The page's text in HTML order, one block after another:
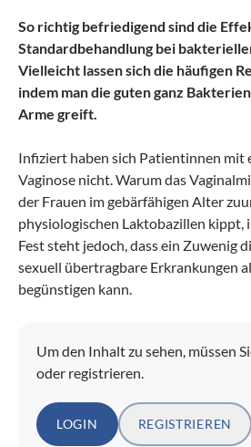
So richtig befriedigend sind die
Standardbehandlung bei
Vielleicht lassen sich die häufigen
indem man die guten ganz
Arme greift.
Infiziert haben sich Patientinnen mit
Vaginose nicht. Warum das
der Frauen im gebärfähigen Alter
physiologischen Laktobazillen kippt,
Fest steht jedoch, dass ein Zuwenig
sexuell übertragbare Erkrankungen
begünstigen kann.
Um den Inhalt zu sehen, müssen
oder registrieren.
LOGIN REGISTRIEREN